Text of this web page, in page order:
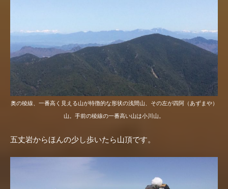
奥の稜線、一番高く見える山が特徴的な形状の浅間山、その左が四阿（あずまや）
山。手前の稜線の一番高い山は小川山。
五丈岩からほんの少し歩いたら山頂です。